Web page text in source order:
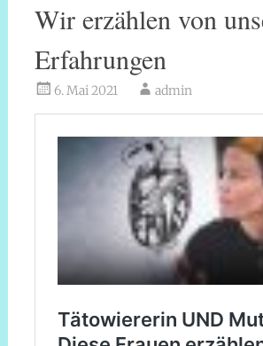
Wir erzählen von
Erfahrungen
6. Mai 2021 admin